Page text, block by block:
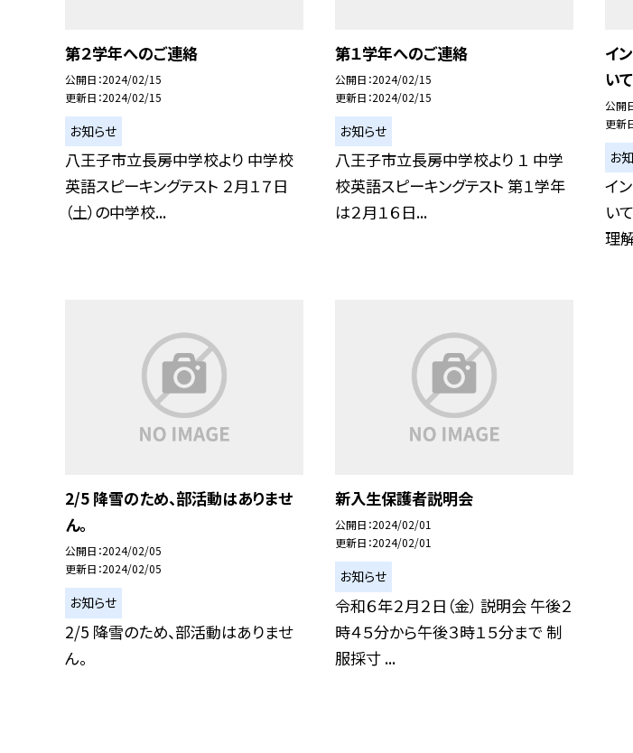
第２学年へのご連絡
公開日 2024/02/15
更新日 2024/02/15
お知らせ
八王子市立長房中学校より 中学校
英語スピーキングテスト ２月１７日
（土）の中学校...
第１学年へのご連絡
公開日 2024/02/15
更新日 2024/02/15
お知らせ
八王子市立長房中学校より １ 中学
校英語スピーキングテスト 第１学年
は２月１６日...
イ
いて
公開
更新
お
イ
い
理
2/5 降雪のため、部活動はありませ
ん。
公開日 2024/02/05
更新日 2024/02/05
お知らせ
2/5 降雪のため、部活動はありませ
ん。
新入生保護者説明会
公開日 2024/02/01
更新日 2024/02/01
お知らせ
令和６年２月２日（金） 説明会 午後２
時４５分から午後３時１５分まで 制
服採寸 ...